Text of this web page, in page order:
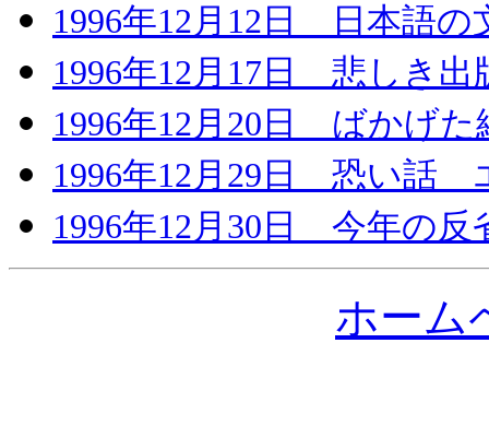
1996年12月12日 日本語の
1996年12月17日 悲しき出
1996年12月20日 ばかげ
1996年12月29日 恐い話
1996年12月30日 今年の反
ホーム